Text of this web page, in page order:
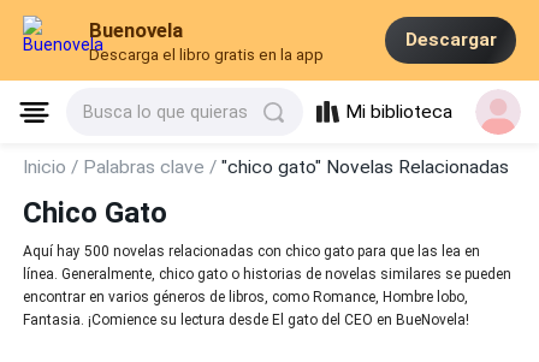
Buenovela
Descarga el libro gratis en la app
Descargar
Busca lo que quieras Mi biblioteca
Inicio / Palabras clave /"chico gato" Novelas Relacionadas
Chico Gato
Aquí hay 500 novelas relacionadas con chico gato para que las lea en
línea. Generalmente, chico gato o historias de novelas similares se pueden
encontrar en varios géneros de libros, como Romance, Hombre lobo,
Fantasia. ¡Comience su lectura desde El gato del CEO en BueNovela!